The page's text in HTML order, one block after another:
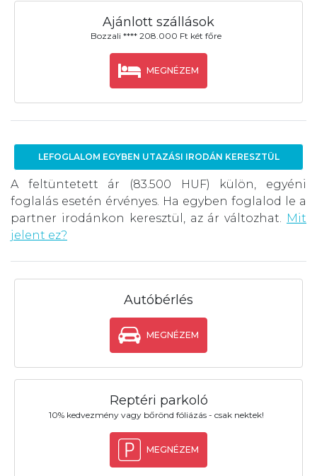
Ajánlott szállások
Bozzali **** 208.000 Ft két főre
MEGNÉZEM
LEFOGLALOM EGYBEN UTAZÁSI IRODÁN KERESZTÜL
A feltüntetett ár (83.500 HUF) külön, egyéni
foglalás esetén érvényes. Ha egyben foglalod le a
partner irodánkon keresztül, az ár változhat. Mit
jelent ez?
Autóbérlés
MEGNÉZEM
Reptéri parkoló
10% kedvezmény vagy bőrönd fóliázás - csak nektek!
MEGNÉZEM